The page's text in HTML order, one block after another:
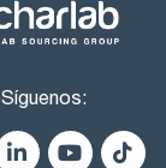
Síguenos: